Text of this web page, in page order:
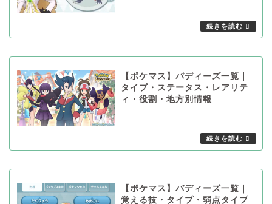
【ポケマス】バディーズ一覧｜
タイプ・ステータス・レアリテ
ィ・役割・地方別情報
【ポケマス】バディーズ一覧｜
覚える技・タイプ・弱点タイプ